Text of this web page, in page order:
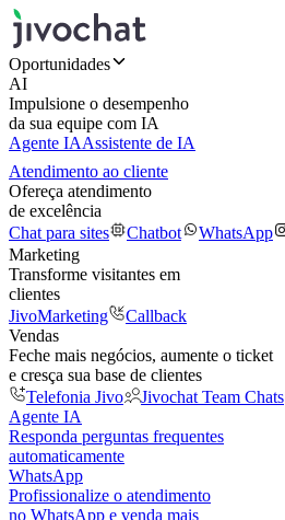
Oportunidades
AI
Impulsione o desempenho
da sua equipe com IA
Agente IAAssistente de IA
Atendimento ao cliente
Ofereça atendimento
de excelência
Chat para sites
Chatbot WhatsApp
Marketing
Transforme visitantes em
clientes
JivoMarketing
Callback
Vendas
Feche mais negócios, aumente o ticket
e cresça sua base de clientes
Telefonia Jivo
Jivochat Team Chats
Agente IA
Responda perguntas frequentes
automaticamente
WhatsApp
Profissionalize o atendimento
no WhatsApp e venda mais